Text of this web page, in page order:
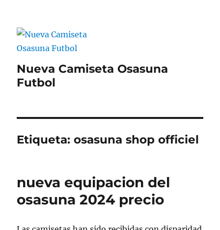
Nueva Camiseta Osasuna
Futbol
Etiqueta:osasuna shop officiel
nueva equipacion del
osasuna 2024 precio